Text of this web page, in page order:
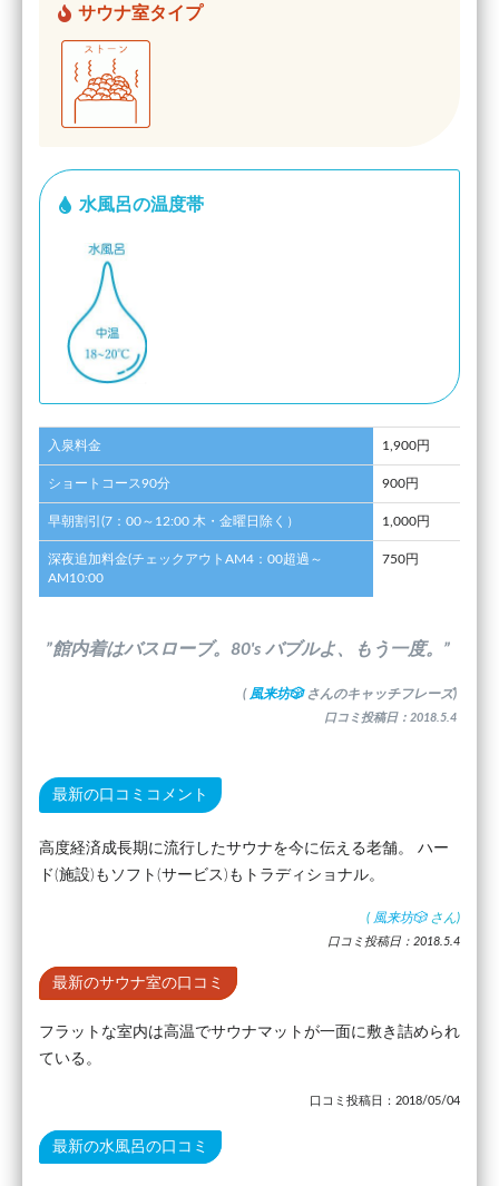
サウナ室タイプ
水風呂の温度帯
入泉料金 1,900円
ショートコース90分 900円
早朝割引(7：00～12:00 木・金曜日除く） 1,000円
深夜追加料金(チェックアウトAM4：00超過～
AM10:00
750円
”館内着はバスローブ。80's バブルよ、もう一度。”
( 風来坊🎲 さんのキャッチフレーズ)
口コミ投稿日：2018.5.4
最新の口コミコメント
高度経済成長期に流行したサウナを今に伝える老舗。 ハー
ド(施設)もソフト(サービス)もトラディショナル。
( 風来坊🎲 さん)
口コミ投稿日：2018.5.4
最新のサウナ室の口コミ
フラットな室内は高温でサウナマットが一面に敷き詰められ
ている。
口コミ投稿日：2018/05/04
最新の水風呂の口コミ